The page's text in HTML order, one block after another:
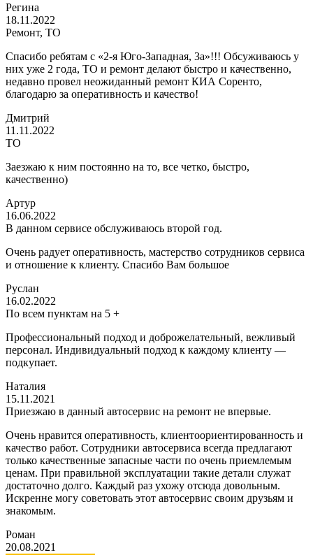
Регина
18.11.2022
Ремонт, ТО
Спасибо ребятам с «2-я Юго-Западная, 3а»!!! Обсуживаюсь у
них уже 2 года, ТО и ремонт делают быстро и качественно,
недавно провел неожиданный ремонт КИА Соренто,
благодарю за оперативность и качество!
Дмитрий
11.11.2022
ТО
Заезжаю к ним постоянно на то, все четко, быстро,
качественно)
Артур
16.06.2022
В данном сервисе обслуживаюсь второй год.
Очень радует оперативность, мастерство сотрудников сервиса
и отношение к клиенту. Спасибо Вам большое
Руслан
16.02.2022
По всем пунктам на 5 +
Профессиональный подход и доброжелательный, вежливый
персонал. Индивидуальный подход к каждому клиенту —
подкупает.
Наталия
15.11.2021
Приезжаю в данный автосервис на ремонт не впервые.
Очень нравится оперативность, клиентоориентированность и
качество работ. Сотрудники автосервиса всегда предлагают
только качественные запасные части по очень приемлемым
ценам. При правильной эксплуатации такие детали служат
достаточно долго. Каждый раз ухожу отсюда довольным.
Искренне могу советовать этот автосервис своим друзьям и
знакомым.
Роман
20.08.2021